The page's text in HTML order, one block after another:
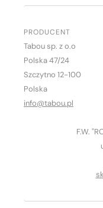
PRODUCENT
Tabou sp. z o.o
Polska 47/24
Szczytno 12-100
Polska
info@tabou.pl
F.W.